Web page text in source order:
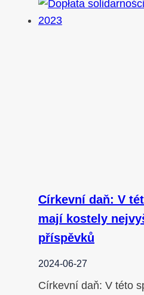
Církevní daň: V
mají kostely
příspěvků
2024-06-27
Církevní daň: V této